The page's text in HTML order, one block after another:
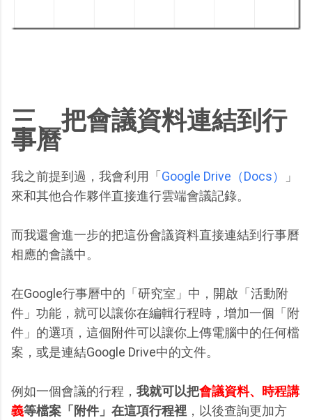
三、把會議資料連結到行
事曆
我之前提到過，我會利用「 Google Drive（Docs）
」
來和其他合作夥伴直接進行雲端會議記錄。
而我還會進一步的把這份會議資料直接連結到行事曆
相應的會議中。
在Google行事曆中的「研究室」中，開啟「活動附
件」功能，就可以讓你在編輯行程時，增加一個「附
件」的選項，這個附件可以讓你上傳電腦中的任何檔
案，或是連結Google Drive中的文件。
例如一個會議的行程， 我就可以把會議資料、時程講
義等檔案「附件」在這項行程裡 ，以後查詢更加方